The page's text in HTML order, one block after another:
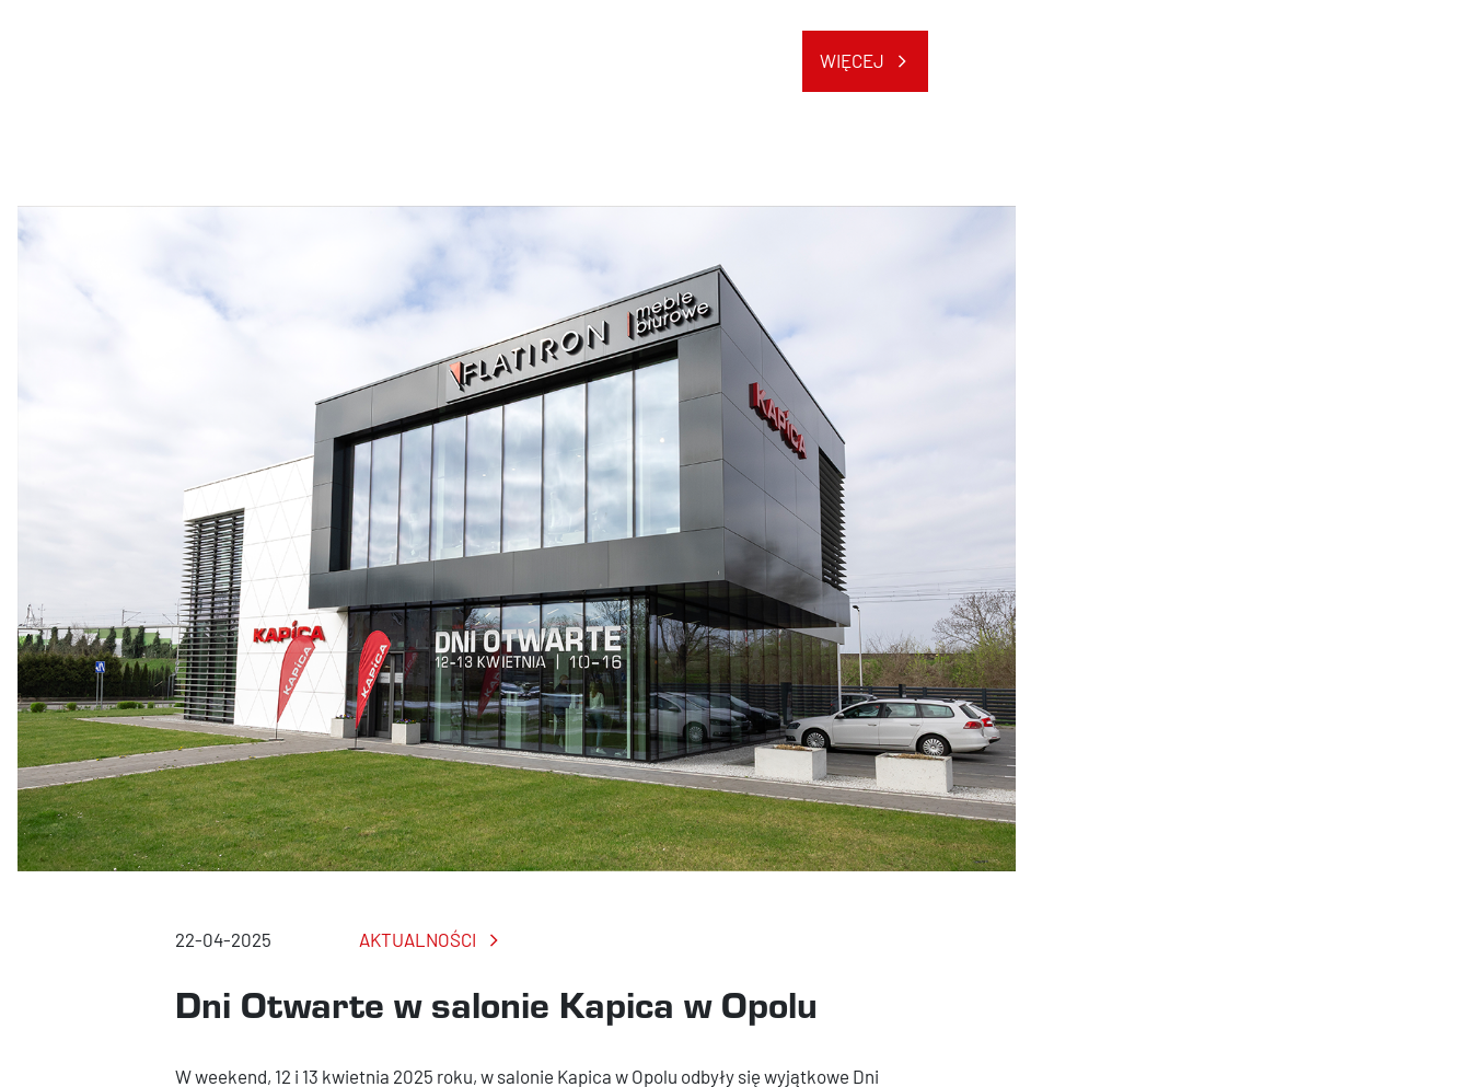
WIĘCEJ
22-04-2025 AKTUALNOŚCI
Dni Otwarte w salonie Kapica w Opolu
W weekend, 12 i 13 kwietnia 2025 roku, w salonie Kapica w Opolu odbyły się wyjątkowe Dni